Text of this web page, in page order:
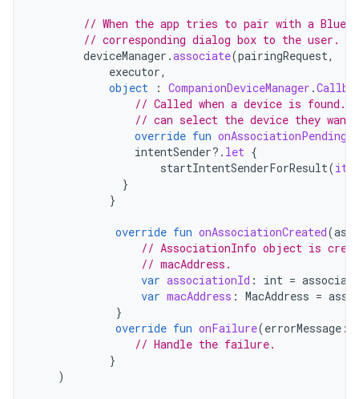
// When the app tries to pair with a
// corresponding dialog box to the user.
deviceManager .associate(pairingRequest,
executor,
object
: CompanionDeviceManager .
// Called when a device is found.
// can select the device they
override fun onAssociationPending
intentSender?. let {
startIntentSenderForResult(it
}
}
override fun onAssociationCreated(
// AssociationInfo object is
// macAddress.
var associationId : int =
var macAddress : MacAddress =
}
override fun onFailure(errorMessage :
// Handle the failure.
}
)